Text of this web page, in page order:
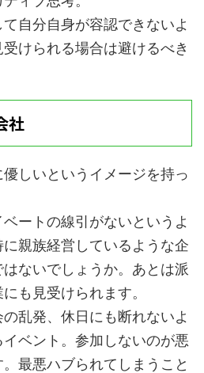
自分自身が容認できないよ
けられる場合は避けるべき
社
しいというイメージを持っ
ートの線引がないというよ
親族経営しているような企
ないでしょうか。あとは派
も見受けられます。
乱発、休日にも断れないよ
ベント。参加しないのが悪
最悪ハブられてしまうこと